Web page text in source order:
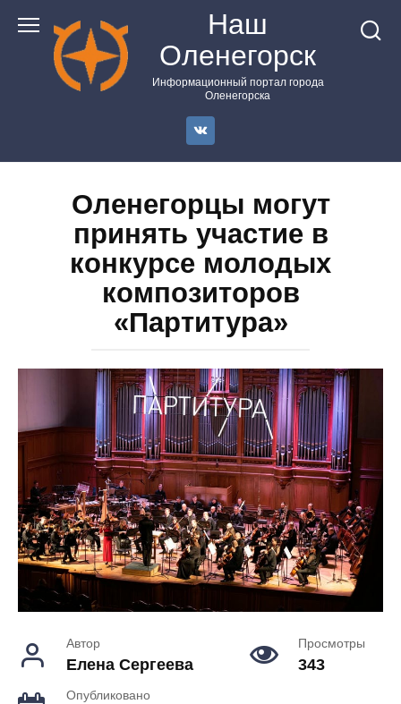
контенту
Наш
Оленегорск
Информационный портал города
Оленегорска
Оленегорцы могут
принять участие в
конкурсе молодых
композиторов
«Партитура»
Автор
Елена Сергеева
Просмотры
343
Опубликовано